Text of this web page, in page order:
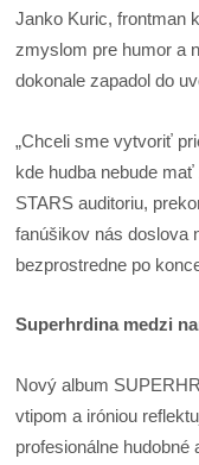
Janko Kuric, frontman
zmyslom pre humor a
dokonale zapadol do
„Chceli sme vytvoriť
kde hudba nebude
STARS auditoriu,
fanúšikov nás doslova
bezprostredne po
Superhrdina medzi
Nový album
vtipom a iróniou
profesionálne